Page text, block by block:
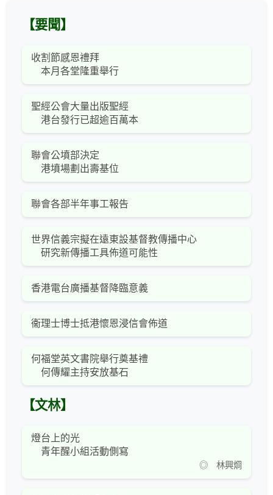
【要聞】
收割節感恩禮拜
本月各堂隆重舉行
聖經公會大量出版聖經
港台發行已超逾百萬本
聯會公墳部決定
港墳場劃出壽基位
聯會各部半年事工報告
世界信義宗擬在遠東設基督教傳播中心
研究新傳播工具佈道可能性
香港電台廣播基督降臨意義
衞理士博士抵港懷恩浸信會佈道
何福堂英文書院舉行奠基禮
何傳耀主持安放基石
【文林】
燈台上的光
青年醒小組活動側寫
◎ 林興烱